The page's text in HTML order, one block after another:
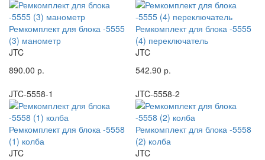
Ремкомплект для блока -5555
(3) манометр
JTC
890.00 р.
Ремкомплект для блока -5555
(4) переключатель
JTC
542.90 р.
JTC-5558-1
Ремкомплект для блока -5558
(1) колба
JTC
JTC-5558-2
Ремкомплект для блока -5558
(2) колба
JTC